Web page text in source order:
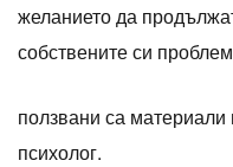
желанието да
собствените си
ползвани са материали
психолог.